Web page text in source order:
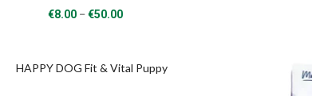
€8.00 – €50.00Price
through